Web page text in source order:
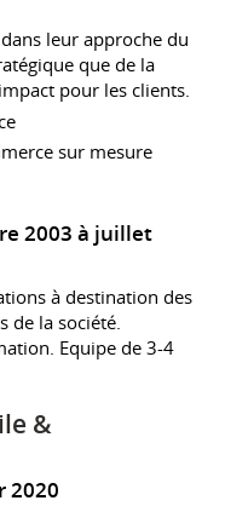
leur approche du
que de la
pour les clients.
sur mesure
2003 à juillet
à destination des
de la société.
Equipe de 3-4
&
2020